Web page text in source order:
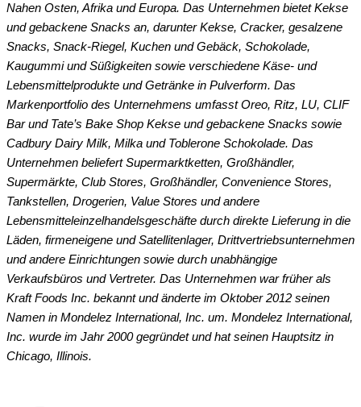
Nahen Osten, Afrika und Europa. Das Unternehmen bietet Kekse
und gebackene Snacks an, darunter Kekse, Cracker, gesalzene
Snacks, Snack-Riegel, Kuchen und Gebäck, Schokolade,
Kaugummi und Süßigkeiten sowie verschiedene Käse- und
Lebensmittelprodukte und Getränke in Pulverform. Das
Markenportfolio des Unternehmens umfasst Oreo, Ritz, LU, CLIF
Bar und Tate’s Bake Shop Kekse und gebackene Snacks sowie
Cadbury Dairy Milk, Milka und Toblerone Schokolade. Das
Unternehmen beliefert Supermarktketten, Großhändler,
Supermärkte, Club Stores, Großhändler, Convenience Stores,
Tankstellen, Drogerien, Value Stores und andere
Lebensmitteleinzelhandelsgeschäfte durch direkte Lieferung in die
Läden, firmeneigene und Satellitenlager, Drittvertriebsunternehmen
und andere Einrichtungen sowie durch unabhängige
Verkaufsbüros und Vertreter. Das Unternehmen war früher als
Kraft Foods Inc. bekannt und änderte im Oktober 2012 seinen
Namen in Mondelez International, Inc. um. Mondelez International,
Inc. wurde im Jahr 2000 gegründet und hat seinen Hauptsitz in
Chicago, Illinois.